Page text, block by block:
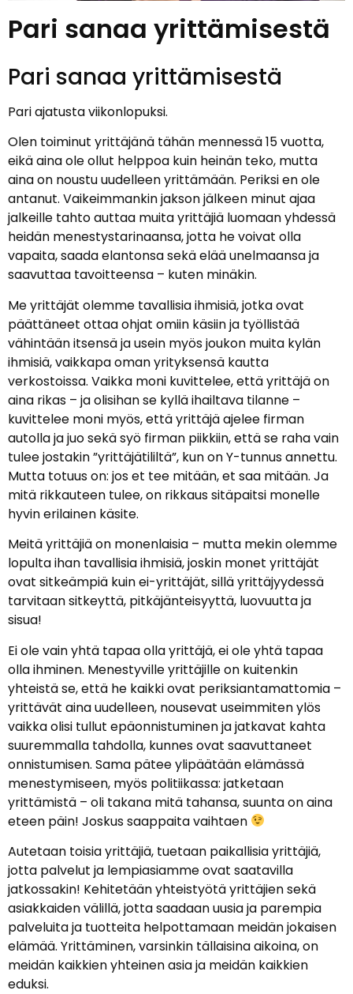
Pari sanaa yrittämisestä
Pari sanaa yrittämisestä
Pari ajatusta viikonlopuksi.
Olen toiminut yrittäjänä tähän mennessä 15 vuotta,
eikä aina ole ollut helppoa kuin heinän teko, mutta
aina on noustu uudelleen yrittämään. Periksi en ole
antanut. Vaikeimmankin jakson jälkeen minut ajaa
jalkeille tahto auttaa muita yrittäjiä luomaan yhdessä
heidän menestystarinaansa, jotta he voivat olla
vapaita, saada elantonsa sekä elää unelmaansa ja
saavuttaa tavoitteensa – kuten minäkin.
Me yrittäjät olemme tavallisia ihmisiä, jotka ovat
päättäneet ottaa ohjat omiin käsiin ja työllistää
vähintään itsensä ja usein myös joukon muita kylän
ihmisiä, vaikkapa oman yrityksensä kautta
verkostoissa. Vaikka moni kuvittelee, että yrittäjä on
aina rikas – ja olisihan se kyllä ihailtava tilanne –
kuvittelee moni myös, että yrittäjä ajelee firman
autolla ja juo sekä syö firman piikkiin, että se raha vain
tulee jostakin ”yrittäjätililtä”, kun on Y-tunnus annettu.
Mutta totuus on: jos et tee mitään, et saa mitään. Ja
mitä rikkauteen tulee, on rikkaus sitäpaitsi monelle
hyvin erilainen käsite.
Meitä yrittäjiä on monenlaisia – mutta mekin olemme
lopulta ihan tavallisia ihmisiä, joskin monet yrittäjät
ovat sitkeämpiä kuin ei-yrittäjät, sillä yrittäjyydessä
tarvitaan sitkeyttä, pitkäjänteisyyttä, luovuutta ja
sisua!
Ei ole vain yhtä tapaa olla yrittäjä, ei ole yhtä tapaa
olla ihminen. Menestyville yrittäjille on kuitenkin
yhteistä se, että he kaikki ovat periksiantamattomia –
yrittävät aina uudelleen, nousevat useimmiten ylös
vaikka olisi tullut epäonnistuminen ja jatkavat kahta
suuremmalla tahdolla, kunnes ovat saavuttaneet
onnistumisen. Sama pätee ylipäätään elämässä
menestymiseen, myös politiikassa: jatketaan
yrittämistä – oli takana mitä tahansa, suunta on aina
eteen päin! Joskus saappaita vaihtaen
Autetaan toisia yrittäjiä, tuetaan paikallisia yrittäjiä,
jotta palvelut ja lempiasiamme ovat saatavilla
jatkossakin! Kehitetään yhteistyötä yrittäjien sekä
asiakkaiden välillä, jotta saadaan uusia ja parempia
palveluita ja tuotteita helpottamaan meidän jokaisen
elämää. Yrittäminen, varsinkin tällaisina aikoina, on
meidän kaikkien yhteinen asia ja meidän kaikkien
eduksi.